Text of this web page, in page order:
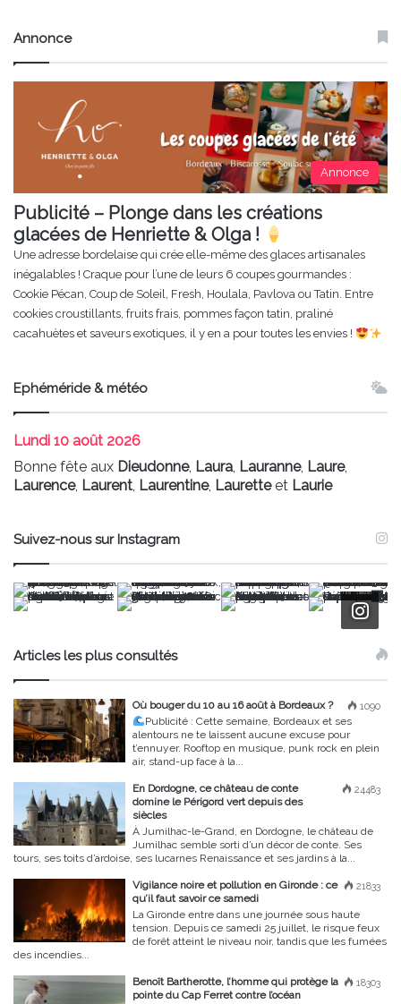
Annonce
Annonce
Publicité – Plonge dans les créations
glacées de Henriette & Olga !
Une adresse bordelaise qui crée elle-même des glaces artisanales
inégalables ! Craque pour l’une de leurs 6 coupes gourmandes :
Cookie Pécan, Coup de Soleil, Fresh, Houlala, Pavlova ou Tatin. Entre
cookies croustillants, fruits frais, pommes façon tatin, praliné
cacahuètes et saveurs exotiques, il y en a pour toutes les envies !
Ephéméride & météo
Lundi 10 août 2026
Bonne fête aux Dieudonne, Laura, Lauranne, Laure,
Laurence, Laurent, Laurentine, Lauretteet Laurie
Suivez-nous sur Instagram
Articles les plus consultés
1090
Où bouger du 10 au 16 août à Bordeaux ?
Publicité :Cette semaine, Bordeaux et ses
alentours ne te laissent aucune excuse pour
t’ennuyer. Rooftop en musique, punk rock en plein
air, stand-up face à la...
24483
En Dordogne, ce château de conte
domine le Périgord vert depuis des
siècles
À Jumilhac-le-Grand, en Dordogne, le château de
Jumilhac semble sorti d’un décor de conte. Ses
tours, ses toits d’ardoise, ses lucarnes Renaissance et ses jardins à la...
21833
Vigilance noire et pollution en Gironde : ce
qu’il faut savoir ce samedi
La Gironde entre dans une journée sous haute
tension. Depuis ce samedi 25 juillet, le risque feux
de forêt atteint le niveau noir, tandis que les fumées
des incendies...
18303
Benoît Bartherotte, l’homme qui protège la
pointe du Cap Ferret contre l’océan